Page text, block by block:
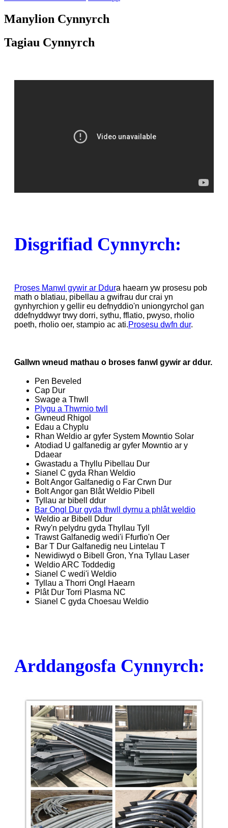
Manylion Cynnyrch
Tagiau Cynnyrch
Disgrifiad Cynnyrch:
Proses Manwl gywir ar Ddura haearn yw prosesu pob
math o blatiau, pibellau a gwifrau dur crai yn
gynhyrchion y gellir eu defnyddio'n uniongyrchol gan
ddefnyddwyr trwy dorri, sythu, fflatio, pwyso, rholio
poeth, rholio oer, stampio ac ati.Prosesu dwfn dur.
Gallwn wneud mathau o broses fanwl gywir ar ddur.
Pen Beveled
Cap Dur
Swage a Thwll
Plygu a Thwrnio twll
Gwneud Rhigol
Edau a Chyplu
Rhan Weldio ar gyfer System Mowntio Solar
Atodiad U galfanedig ar gyfer Mowntio ar y
Ddaear
Gwastadu a Thyllu Pibellau Dur
Sianel C gyda Rhan Weldio
Bolt Angor Galfanedig o Far Crwn Dur
Bolt Angor gan Blât Weldio Pibell
Tyllau ar bibell ddur
Bar Ongl Dur gyda thwll dyrnu a phlât weldio
Weldio ar Bibell Ddur
Rwy'n pelydru gyda Thyllau Tyll
Trawst Galfanedig wedi'i Ffurfio'n Oer
Bar T Dur Galfanedig neu Lintelau T
Newidiwyd o Bibell Gron, Yna Tyllau Laser
Weldio ARC Toddedig
Sianel C wedi'i Weldio
Tyllau a Thorri Ongl Haearn
Plât Dur Torri Plasma NC
Sianel C gyda Choesau Weldio
Arddangosfa Cynnyrch: